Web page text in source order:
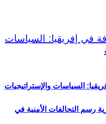
رسم التحالفات الأمنية في
السياسات والإستراتيجيات